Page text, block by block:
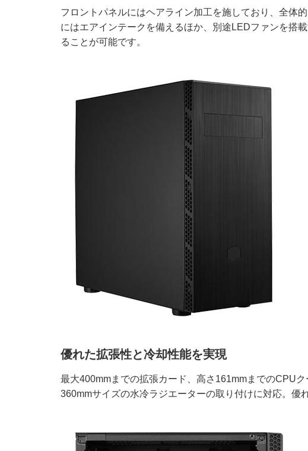
フロントパネルにはヘアライン加工を施しており、全体
にはエアインテークを備えるほか、別途LEDファンを搭
ることが可能です。
優れた拡張性と冷却性能を実現
最大400mmまでの拡張カード、高さ161mmまでのCPU
360mmサイズの水冷ラジエーターの取り付けに対応。優